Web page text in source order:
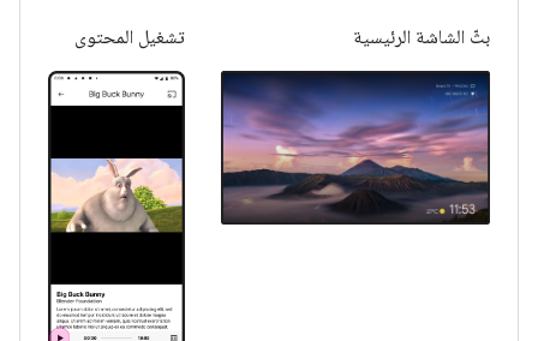
تشغيل المحتوى بثّ الشاشة الرئيسية